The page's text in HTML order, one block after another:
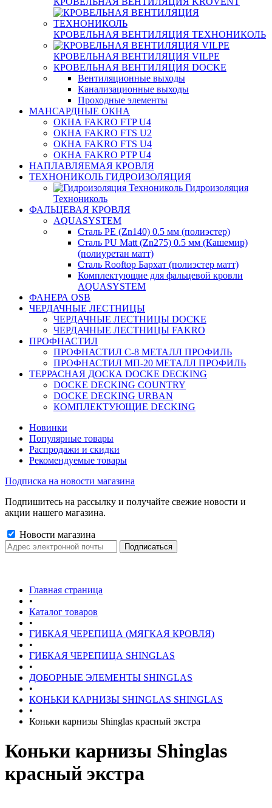
КРОВЕЛЬНАЯ ВЕНТИЛЯЦИЯ ТЕХНОНИКОЛЬ
КРОВЕЛЬНАЯ ВЕНТИЛЯЦИЯ VILPE
КРОВЕЛЬНАЯ ВЕНТИЛЯЦИЯ DOCKE
Вентиляционные выходы
Канализационные выходы
Проходные элементы
МАНСАРДНЫЕ ОКНА
ОКНА FAKRO FTP U4
ОКНА FAKRO FTS U2
ОКНА FAKRO FTS U4
ОКНА FAKRO PTP U4
НАПЛАВЛЯЕМАЯ КРОВЛЯ
ТЕХНОНИКОЛЬ ГИДРОИЗОЛЯЦИЯ
Гидроизоляция
Технониколь
ФАЛЬЦЕВАЯ КРОВЛЯ
AQUASYSTEM
Сталь PE (Zn140) 0.5 мм (полиэстер)
Сталь PU Matt (Zn275) 0.5 мм (Кашемир)
(полиуретан матт)
Сталь Rooftop Бархат (полиэстер матт)
Комплектующие для фальцевой кровли
AQUASYSTEM
ФАНЕРА OSB
ЧЕРДАЧНЫЕ ЛЕСТНИЦЫ
ЧЕРДАЧНЫЕ ЛЕСТНИЦЫ DOCKE
ЧЕРДАЧНЫЕ ЛЕСТНИЦЫ FAKRO
ПРОФНАСТИЛ
ПРОФНАСТИЛ C-8 МЕТАЛЛ ПРОФИЛЬ
ПРОФНАСТИЛ МП-20 МЕТАЛЛ ПРОФИЛЬ
ТЕРРАСНАЯ ДОСКА DOCKE DECKING
DOCKE DECKING COUNTRY
DOCKE DECKING URBAN
КОМПЛЕКТУЮЩИЕ DECKING
Новинки
Популярные товары
Распродажи и скидки
Рекомендуемые товары
Подписка на новости магазина
Подпишитесь на рассылку и получайте свежие новости и
акции нашего магазина.
Новости магазина
Главная страница
•
Каталог товаров
•
ГИБКАЯ ЧЕРЕПИЦА (МЯГКАЯ КРОВЛЯ)
•
ГИБКАЯ ЧЕРЕПИЦА SHINGLAS
•
ДОБОРНЫЕ ЭЛЕМЕНТЫ SHINGLAS
•
КОНЬКИ КАРНИЗЫ SHINGLAS SHINGLAS
•
Коньки карнизы Shinglas красный экстра
Коньки карнизы Shinglas
красный экстра